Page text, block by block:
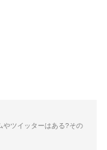
やツイッターはある?その